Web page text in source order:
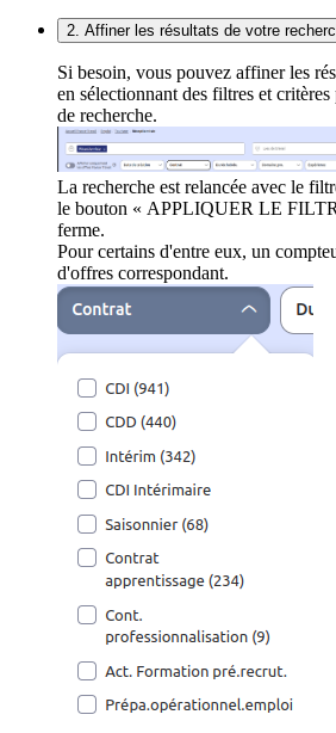
2. Affiner les résultats de votre
Si besoin, vous pouvez affiner les
en sélectionnant des filtres et critères
de recherche.
La recherche est relancée avec le
le bouton « APPLIQUER LE
ferme.
Pour certains d'entre eux, un
d'offres correspondant.